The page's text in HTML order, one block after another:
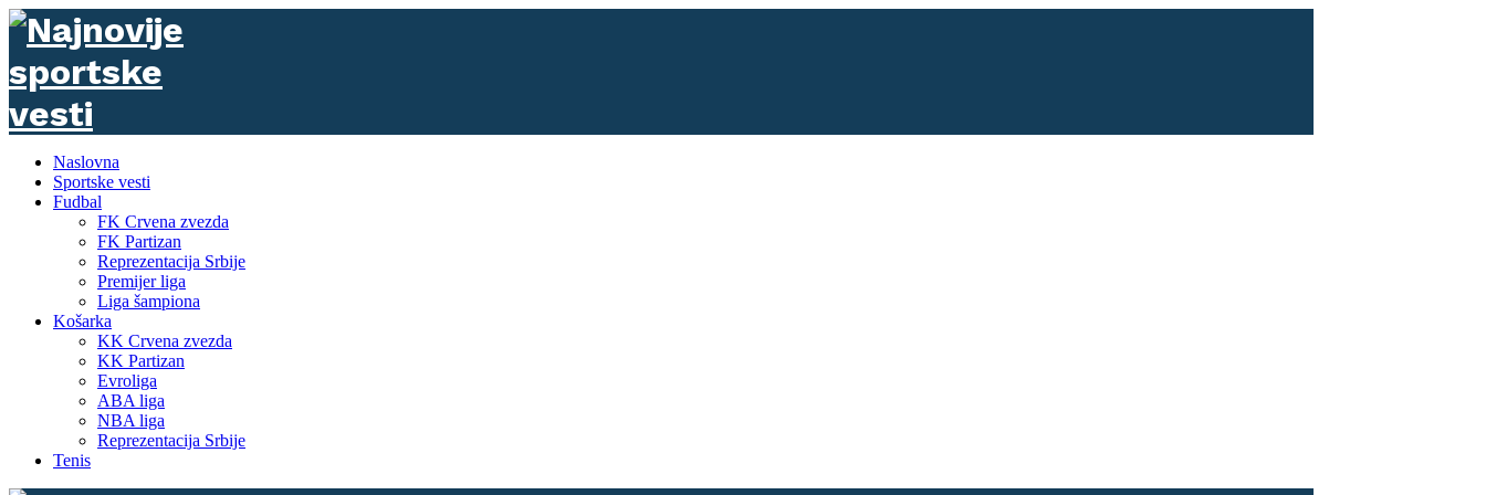
Naslovna
Sportske vesti
Fudbal
FK Crvena zvezda
FK Partizan
Reprezentacija Srbije
Premijer liga
Liga šampiona
Košarka
KK Crvena zvezda
KK Partizan
Evroliga
ABA liga
NBA liga
Reprezentacija Srbije
Tenis